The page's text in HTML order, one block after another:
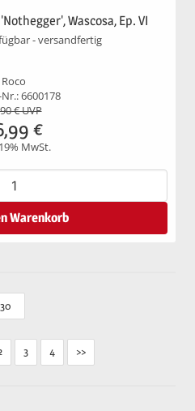
Wascosa, Ep. VI
- versandfertig
Roco
6600178
€ UVP
€
MwSt.
Warenkorb
30
3 4 >>